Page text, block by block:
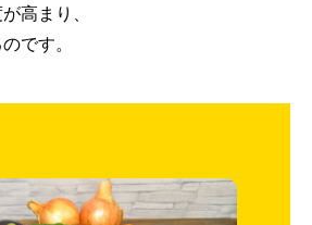
高まり、
です。